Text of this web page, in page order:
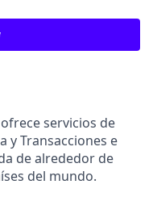
servicios de
y Transacciones e
de alrededor de
del mundo.